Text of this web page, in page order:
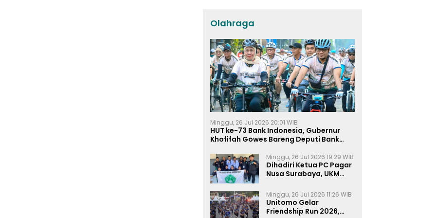
Olahraga
Minggu, 26 Jul 2026 20:01 WIB
HUT ke-73 Bank Indonesia, Gubernur
Khofifah Gowes Bareng Deputi Bank
Minggu, 26 Jul 2026 19:29 WIB
Dihadiri Ketua PC Pagar
Nusa Surabaya, UKM
Sahkan Anggota Baru
Minggu, 26 Jul 2026 11:26 WIB
Unitomo Gelar
Friendship Run 2026,